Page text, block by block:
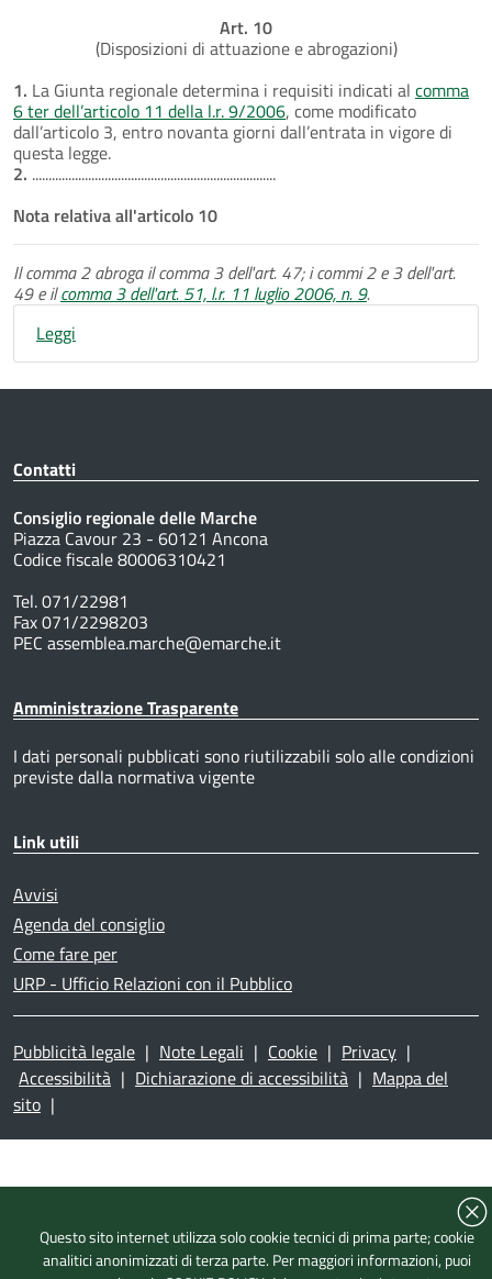
Art. 10
(Disposizioni di attuazione e abrogazioni)
1. La Giunta regionale determina i requisiti indicati al comma
6 ter dell’articolo 11 della l.r. 9/2006, come modificato
dall’articolo 3, entro novanta giorni dall’entrata in vigore di
questa legge.
2. ..........................................................................
Nota relativa all'articolo 10
Il comma 2 abroga il comma 3 dell'art. 47; i commi 2 e 3 dell'art.
49 e ilcomma 3 dell'art. 51, l.r. 11 luglio 2006, n. 9.
Leggi
Contatti
Consiglio regionale delle Marche
Piazza Cavour 23 - 60121 Ancona
Codice fiscale 80006310421
Tel. 071/22981
Fax 071/2298203
PEC assemblea.marche@emarche.it
Amministrazione Trasparente
I dati personali pubblicati sono riutilizzabili solo alle condizioni
previste dalla normativa vigente
Link utili
Avvisi
Agenda del consiglio
Come fare per
URP - Ufficio Relazioni con il Pubblico
Pubblicità legale | Note Legali | Cookie | Privacy |
Accessibilità | Dichiarazione di accessibilità | Mappa del
sito |
Questo sito internet utilizza solo cookie tecnici di prima parte; cookie
analitici anonimizzati di terza parte. Per maggiori informazioni, puoi